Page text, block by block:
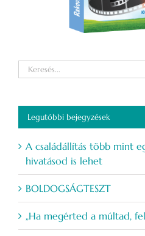
Keresés...
Legutóbbi bejegyzések
A családállítás több mint
hivatásod is lehet
BOLDOGSÁGTESZT
„Ha megérted a múltad,